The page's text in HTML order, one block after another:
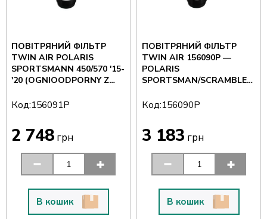
ПОВІТРЯНИЙ ФІЛЬТР
TWIN AIR POLARIS
SPORTSMANN 450/570 '15-
'20 (OGNIOODPORNY Z
Код:156091P
2 748 грн
В кошик
ПОВІТРЯНИЙ ФІЛЬТР
TWIN AIR 156090P —
POLARIS
SPORTSMAN/SCRAMBLER
SPORTSMAN
Код:156090P
3 183 грн
В кошик